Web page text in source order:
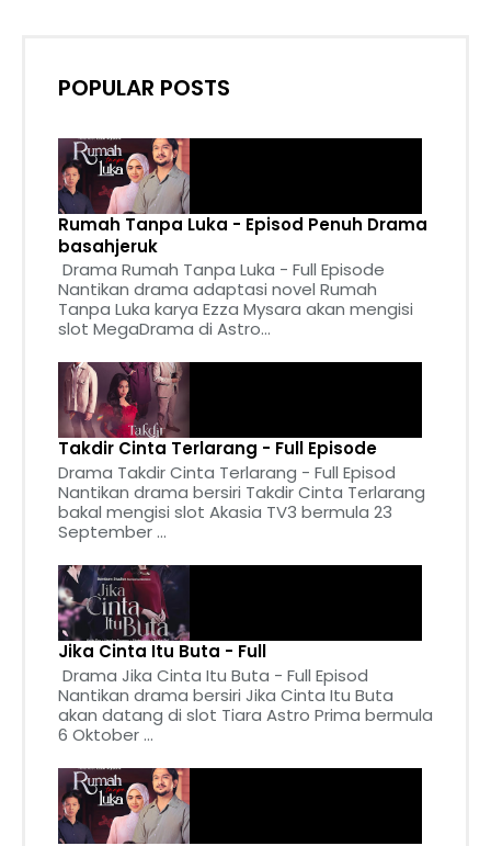
POPULAR POSTS
Rumah Tanpa Luka - Episod Penuh Drama
basahjeruk
Drama Rumah Tanpa Luka - Full Episode
Nantikan drama adaptasi novel Rumah
Tanpa Luka karya Ezza Mysara akan mengisi
slot MegaDrama di Astro...
Takdir Cinta Terlarang - Full Episode
Drama Takdir Cinta Terlarang - Full Episod
Nantikan drama bersiri Takdir Cinta Terlarang
bakal mengisi slot Akasia TV3 bermula 23
September ...
Jika Cinta Itu Buta - Full
Drama Jika Cinta Itu Buta - Full Episod
Nantikan drama bersiri Jika Cinta Itu Buta
akan datang di slot Tiara Astro Prima bermula
6 Oktober ...